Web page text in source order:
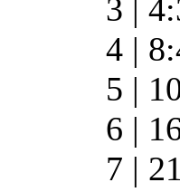
3 |
4 |
5 |
6 |
7 |